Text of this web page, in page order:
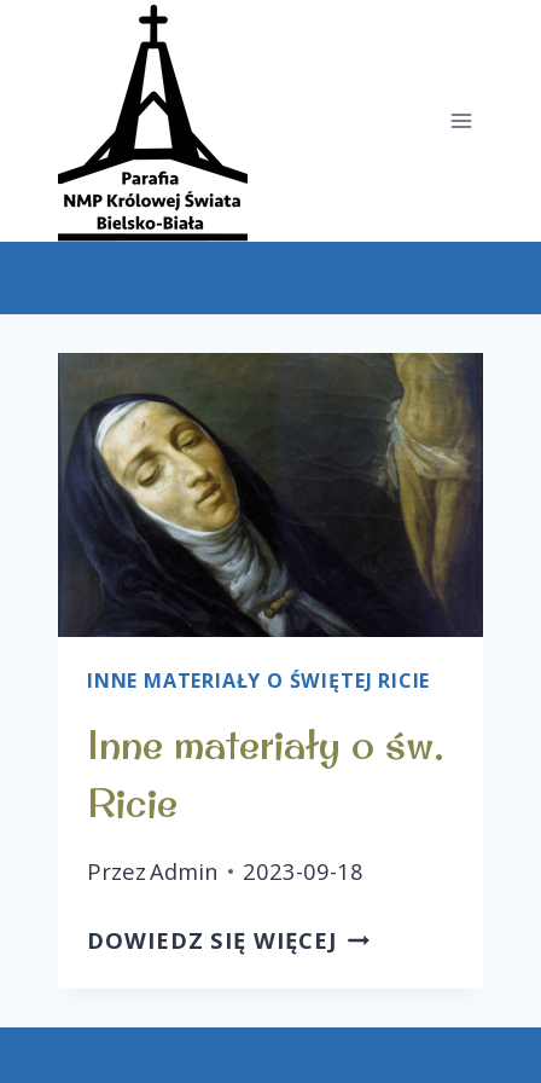
INNE MATERIAŁY O ŚWIĘTEJ RICIE
Inne materiały o św.
Ricie
PrzezAdmin 2023-09-18
DOWIEDZ SIĘ WIĘCEJ